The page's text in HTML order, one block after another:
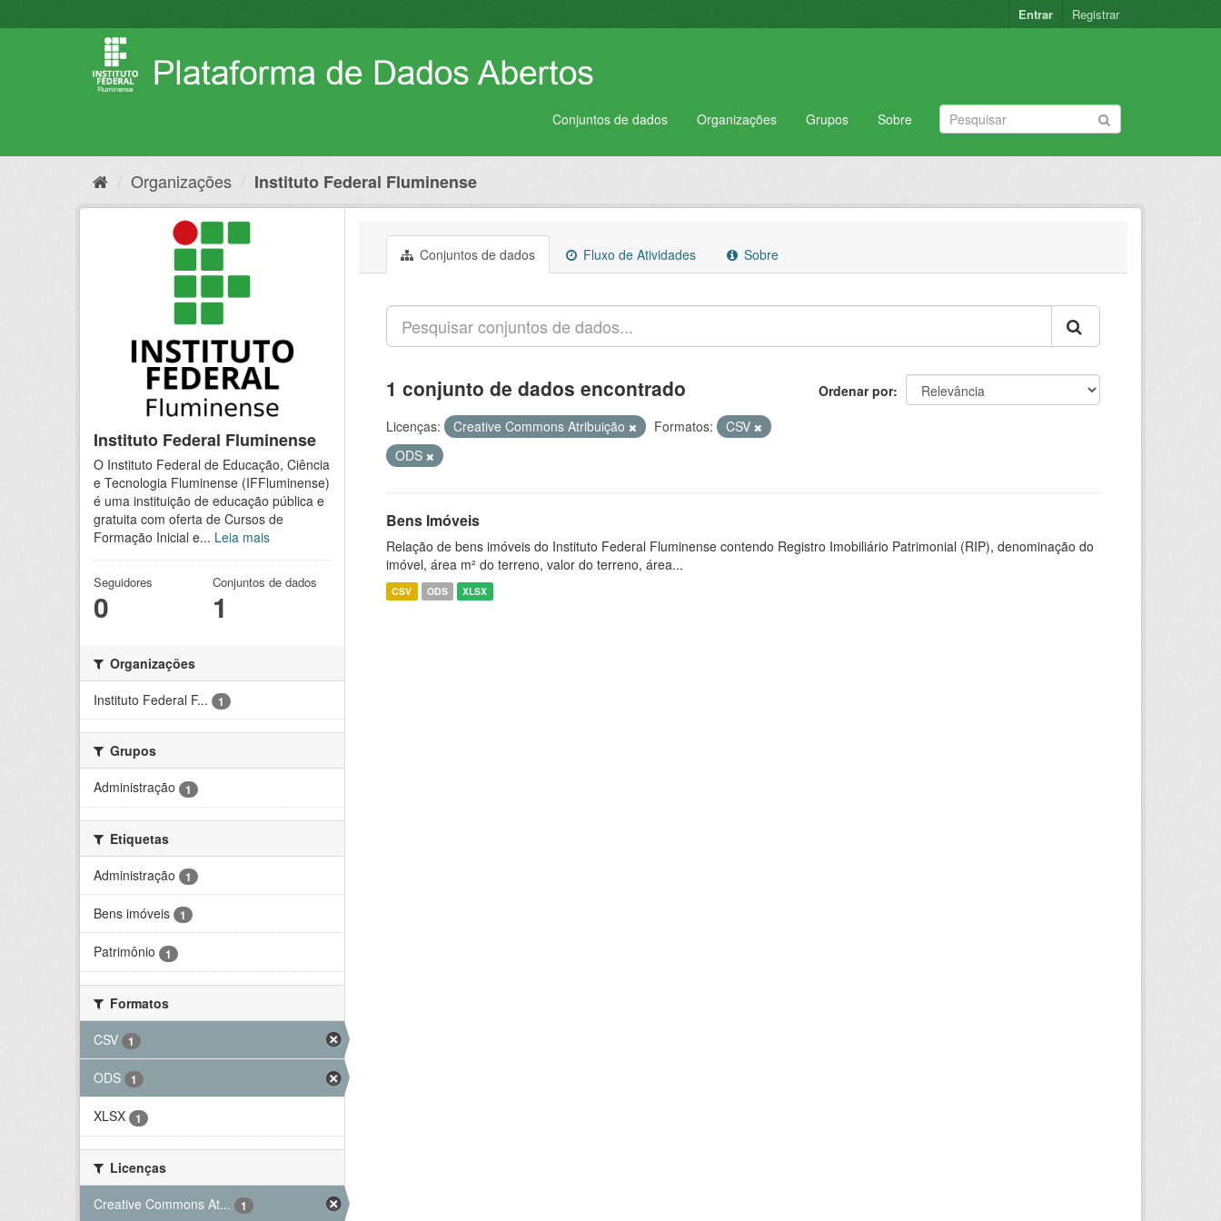
para
Entrar Registrar
Conjuntos de dados Organizações Grupos Sobre
Organizações Instituto Federal Fluminense
Instituto Federal Fluminense
O Instituto Federal de Educação, Ciência
e Tecnologia Fluminense (IFFluminense)
é uma instituição de educação pública e
gratuita com oferta de Cursos de
Formação Inicial e... Leia mais
Seguidores
0
Conjuntos de dados
1
Organizações
Instituto Federal F...
1
Grupos
Administração
1
Etiquetas
Administração
1
Bens imóveis 1
Patrimônio 1
Formatos
CSV
1
ODS 1
XLSX 1
Licenças
Creative Commons At...
1
Conjuntos de dados Fluxo de Atividades Sobre
Ordenar por
1 conjunto de dados encontrado
Licenças: Creative Commons Atribuição Formatos:
CSV
ODS
Bens Imóveis
Relação de bens imóveis do Instituto Federal Fluminense contendo Registro Imobiliário Patrimonial (RIP), denominação do
imóvel, área m² do terreno, valor do terreno, área...
CSV ODS XLSX